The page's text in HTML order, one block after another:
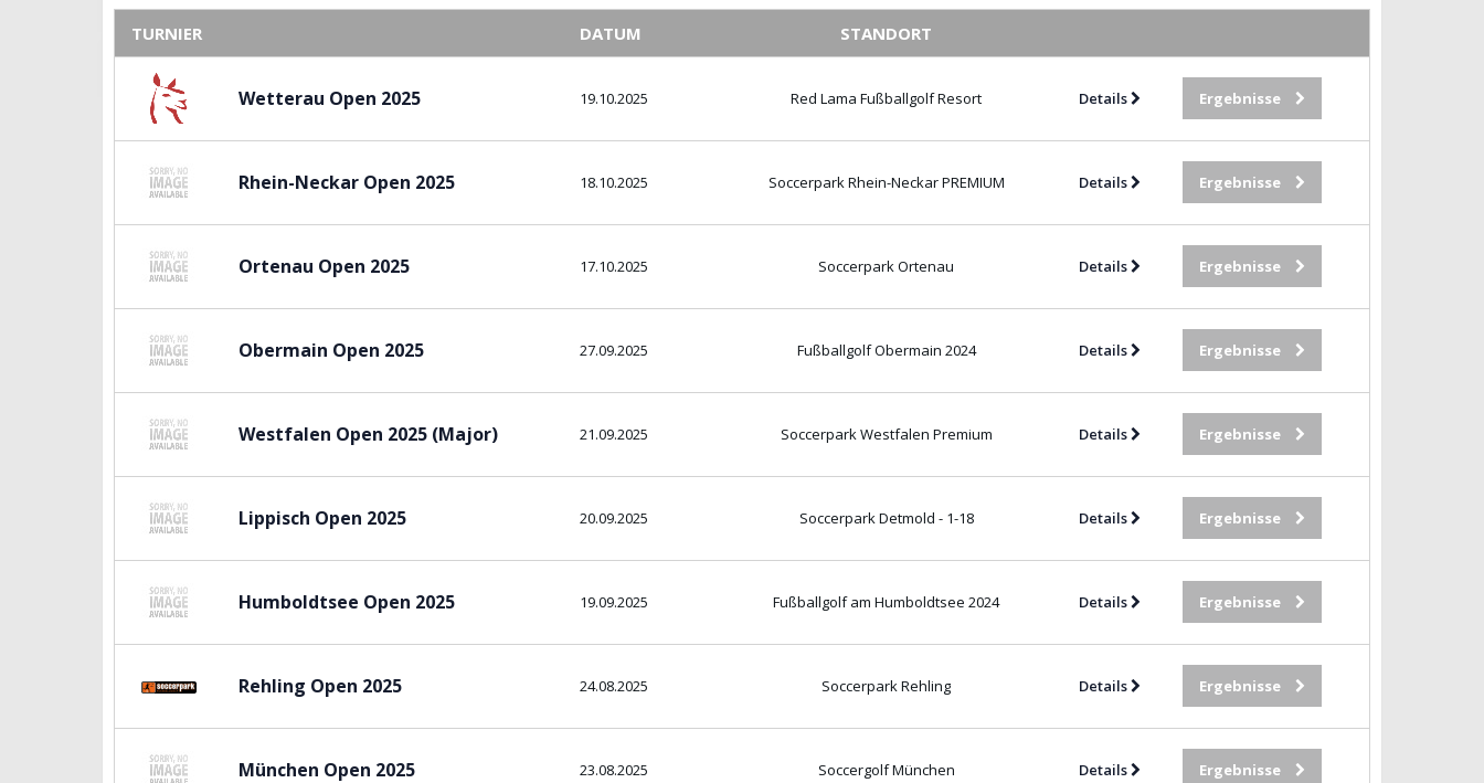
TURNIER DATUM STANDORT
Wetterau Open 2025 19.10.2025 Red Lama Fußballgolf Resort Details Ergebnisse
Rhein-Neckar Open 2025 18.10.2025 Soccerpark Rhein-Neckar PREMIUM Details Ergebnisse
Ortenau Open 2025 17.10.2025 Soccerpark Ortenau Details Ergebnisse
Obermain Open 2025 27.09.2025 Fußballgolf Obermain 2024 Details Ergebnisse
Westfalen Open 2025 (Major) 21.09.2025 Soccerpark Westfalen Premium Details Ergebnisse
Lippisch Open 2025 20.09.2025 Soccerpark Detmold - 1-18 Details Ergebnisse
Humboldtsee Open 2025 19.09.2025 Fußballgolf am Humboldtsee 2024 Details Ergebnisse
Rehling Open 2025 24.08.2025 Soccerpark Rehling Details Ergebnisse
München Open 2025 23.08.2025 Soccergolf München Details Ergebnisse